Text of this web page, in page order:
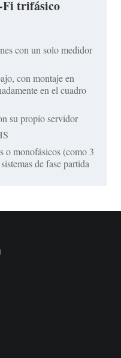
Fi trifásico
con un solo medidor
con montaje en
en el cuadro
su propio servidor
o monofásicos (como 3
de fase partida